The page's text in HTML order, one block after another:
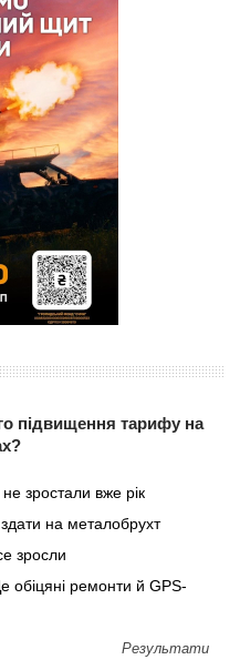
підвищення тарифу на
зростали вже рік
на металобрухт
зросли
обіцяні ремонти й GPS-
Результати